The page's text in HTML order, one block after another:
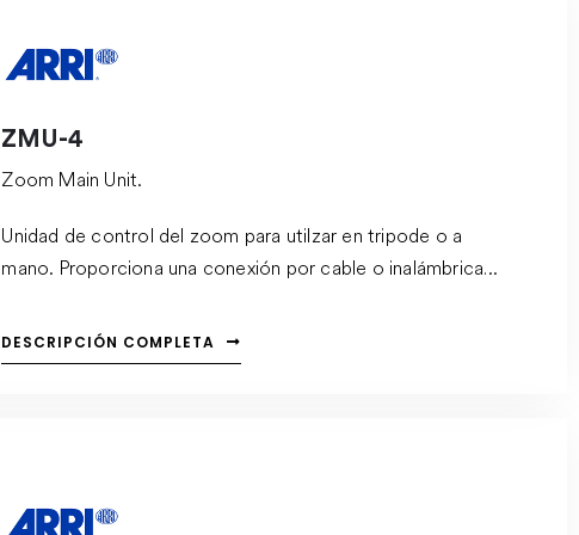
ZMU-4
Zoom Main Unit.
Unidad de control del zoom para utilzar en tripode o a
mano. Proporciona una conexión por cable o inalámbrica
cuenta con módulos de radio intercambiables, lo que
garantiza el mejor rango de enlace de radio posible para cada
DESCRIPCIÓN COMPLETA